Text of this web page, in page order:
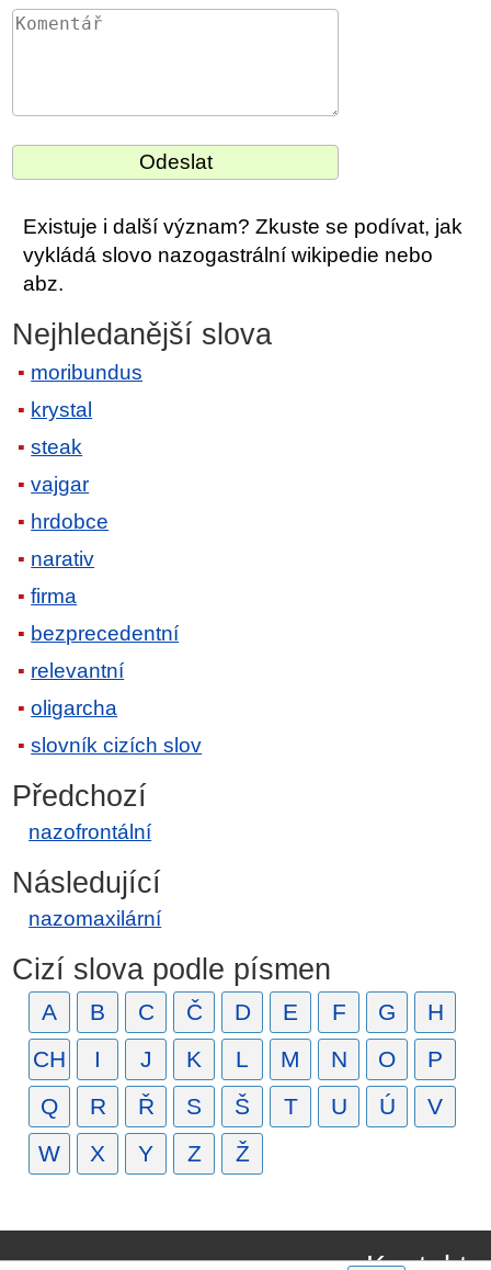
Existuje i další význam? Zkuste se podívat, jak
vykládá slovo nazogastrální wikipedie nebo
abz.
Nejhledanější slova
moribundus
krystal
steak
vajgar
hrdobce
narativ
firma
bezprecedentní
relevantní
oligarcha
slovník cizích slov
Předchozí
nazofrontální
Následující
nazomaxilární
Cizí slova podle písmen
A B C Č D E F G
H
CH
I J K L M N O
P
Q
R Ř S Š T U Ú
V
W
X Y Z Ž